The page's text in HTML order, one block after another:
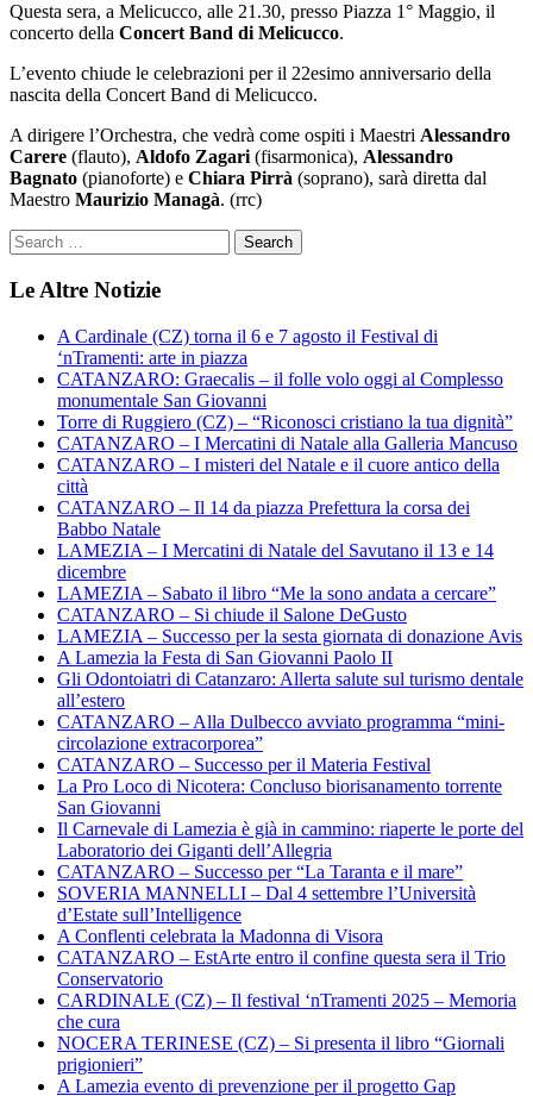
Questa sera, a Melicucco, alle 21.30, presso Piazza 1° Maggio, il
concerto della Concert Band di Melicucco.
L’evento chiude le celebrazioni per il 22esimo anniversario della
nascita della Concert Band di Melicucco.
A dirigere l’Orchestra, che vedrà come ospiti i Maestri Alessandro
Carere (flauto), Aldofo Zagari (fisarmonica), Alessandro
Bagnato (pianoforte) e Chiara Pirrà (soprano), sarà diretta dal
Maestro Maurizio Managà. (rrc)
Le Altre Notizie
A Cardinale (CZ) torna il 6 e 7 agosto il Festival di
‘nTramenti: arte in piazza
CATANZARO: Graecalis – il folle volo oggi al Complesso
monumentale San Giovanni
Torre di Ruggiero (CZ) – “Riconosci cristiano la tua dignità”
CATANZARO – I Mercatini di Natale alla Galleria Mancuso
CATANZARO – I misteri del Natale e il cuore antico della
città
CATANZARO – Il 14 da piazza Prefettura la corsa dei
Babbo Natale
LAMEZIA – I Mercatini di Natale del Savutano il 13 e 14
dicembre
LAMEZIA – Sabato il libro “Me la sono andata a cercare”
CATANZARO – Si chiude il Salone DeGusto
LAMEZIA – Successo per la sesta giornata di donazione Avis
A Lamezia la Festa di San Giovanni Paolo II
Gli Odontoiatri di Catanzaro: Allerta salute sul turismo dentale
all’estero
CATANZARO – Alla Dulbecco avviato programma “mini-
circolazione extracorporea”
CATANZARO – Successo per il Materia Festival
La Pro Loco di Nicotera: Concluso biorisanamento torrente
San Giovanni
Il Carnevale di Lamezia è già in cammino: riaperte le porte del
Laboratorio dei Giganti dell’Allegria
CATANZARO – Successo per “La Taranta e il mare”
SOVERIA MANNELLI – Dal 4 settembre l’Università
d’Estate sull’Intelligence
A Conflenti celebrata la Madonna di Visora
CATANZARO – EstArte entro il confine questa sera il Trio
Conservatorio
CARDINALE (CZ) – Il festival ‘nTramenti 2025 – Memoria
che cura
NOCERA TERINESE (CZ) – Si presenta il libro “Giornali
prigionieri”
A Lamezia evento di prevenzione per il progetto Gap